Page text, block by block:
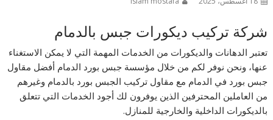
شركة تركيب ديكورات جبس بالدمام
تعتبر الدهانات والديكورات من الخدمات المهمة التي لا يمكن الاستغناء
عنها، ونحن نوفر لكم من خلال مؤسسة جبس بورد الدمام أفضل مقاول
جبس بورد في الدمام مع مقاول تركيب الجبس بورد بالدمام وغيرهم
من العاملين المحترفين الذين يوفرون لك أجود الخدمات التي تتعلق
بالديكورات الداخلية والخارجية للمنازل.